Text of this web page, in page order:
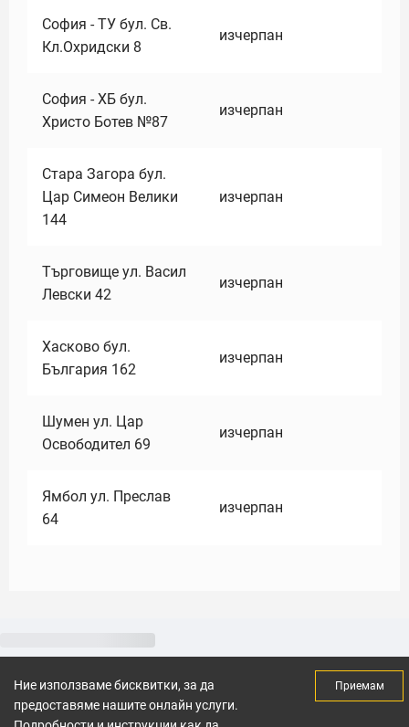
София - ТУ бул. Св.
Кл.Охридски 8
изчерпан
София - ХБ бул.
Христо Ботев №87
изчерпан
Стара Загора бул.
Цар Симеон Велики
144
изчерпан
Търговище ул. Васил
Левски 42
изчерпан
Хасково бул.
България 162
изчерпан
Шумен ул. Цар
Освободител 69
изчерпан
Ямбол ул. Преслав
64
изчерпан
Ние използваме бисквитки, за да
предоставяме нашите онлайн услуги.
Приемам